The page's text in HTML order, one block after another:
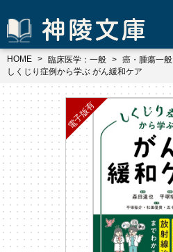
HOME 臨床医学：一般
癌・腫瘍一般
しくじり症例から学ぶ がん緩和ケア